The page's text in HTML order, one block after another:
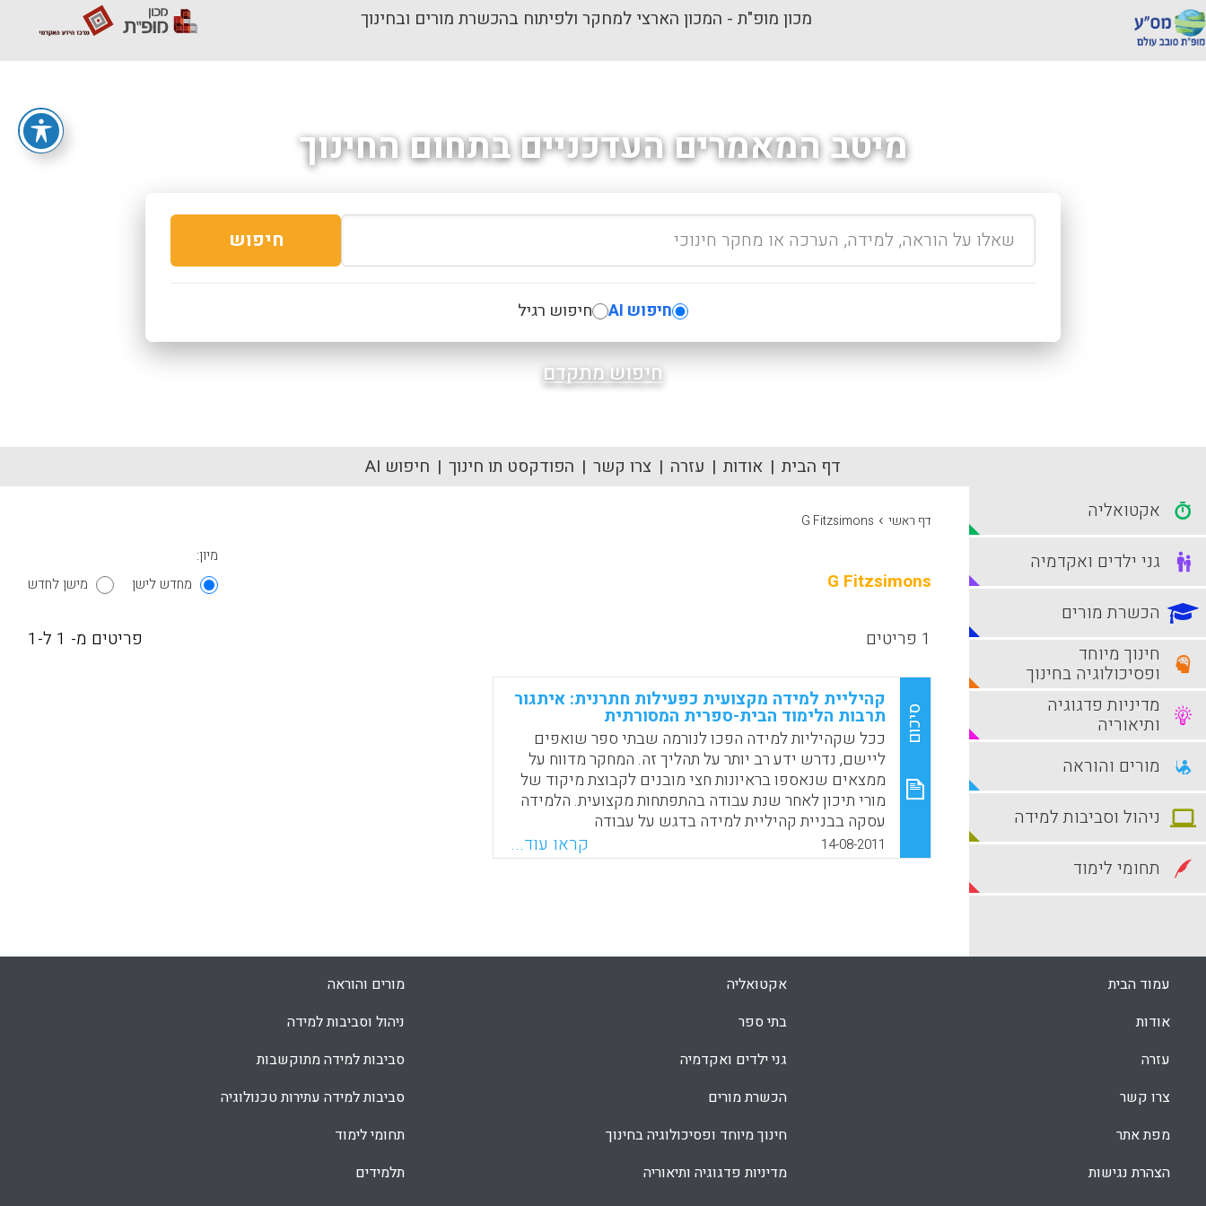
מכון מופ"ת - המכון הארצי למחקר ולפיתוח בהכשרת מורים ובחינוך
מיטב המאמרים העדכניים בתחום החינוך
חיפוש
חיפוש AI חיפוש רגיל
חיפוש מתקדם
דף הבית אודות עזרה צרו קשר הפודקסט תו חינוך חיפוש AI
דף ראשי ›
G Fitzsimons
G Fitzsimons
מיון:
מחדש לישן
מישן לחדש
1 פריטים פריטים מ- 1 ל-1
סיכום
קהיליית למידה מקצועית כפעילות חתרנית: איתגור
תרבות הלימוד הבית-ספרית המסורתית
ככל שקהיליות למידה הפכו לנורמה שבתי ספר שואפים
ליישם, נדרש ידע רב יותר על תהליך זה. המחקר מדווח על
ממצאים שנאספו בראיונות חצי מובנים לקבוצת מיקוד של
מורי תיכון לאחר שנת עבודה בהתפתחות מקצועית. הלמידה
עסקה בבניית קהיליית למידה בדגש על עבודה
קולבורטיבית בתפישתה הרחבה, במטרה להפוך את תרבות
המבוגרים בבית הספר לתרבות של קהיליית למידה
WhatsApp
Facebook
Email
X
14-08-2011 קראו עוד...
אקטואליה
גני ילדים ואקדמיה
הכשרת מורים
חינוך מיוחד
ופסיכולוגיה בחינוך
מדיניות פדגוגיה
ותיאוריה
מורים והוראה
ניהול וסביבות למידה
תחומי לימוד
עמוד הבית
אודות
עזרה
צרו קשר
מפת אתר
הצהרת נגישות
אקטואליה
בתי ספר
גני ילדים ואקדמיה
הכשרת מורים
חינוך מיוחד ופסיכולוגיה בחינוך
מדיניות פדגוגיה ותיאוריה
מורים והוראה
ניהול וסביבות למידה
סביבות למידה מתוקשבות
סביבות למידה עתירות טכנולוגיה
תחומי לימוד
תלמידים